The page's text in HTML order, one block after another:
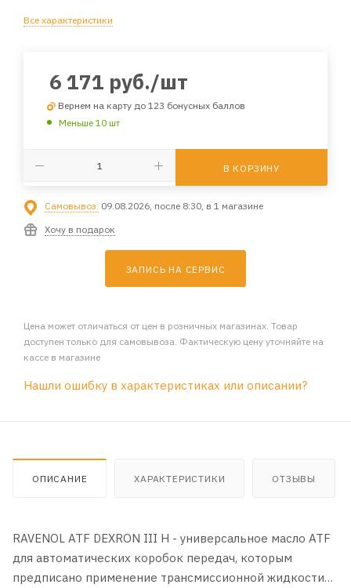
Все характеристики
6 171 руб./шт
Вернем на карту до 123 бонусных баллов
Меньше 10 шт
В КОРЗИНУ
Самовывоз: 09.08.2026, после 8:30, в 1 магазине
Хочу в подарок
ЗАПИСЬ НА СЕРВИС
Цена может отличаться от цен в розничных магазинах. Товар
доступен только для самовывоза. Фактическую цену уточняйте на
кассе в магазине
Нашли ошибку в характеристиках или описании?
ОПИСАНИЕ ХАРАКТЕРИСТИКИ ОТЗЫВЫ
RAVENOL ATF DEXRON III H - универсальное масло ATF
для автоматических коробок передач, которым
предписано применение трансмиссионной жидкости